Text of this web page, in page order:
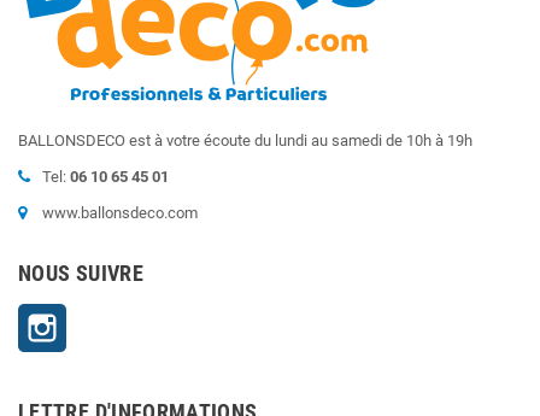
BALLONSDECO est à votre écoute du lundi au samedi de 10h à 19h
Tel: 06 10 65 45 01
www.ballonsdeco.com
NOUS SUIVRE